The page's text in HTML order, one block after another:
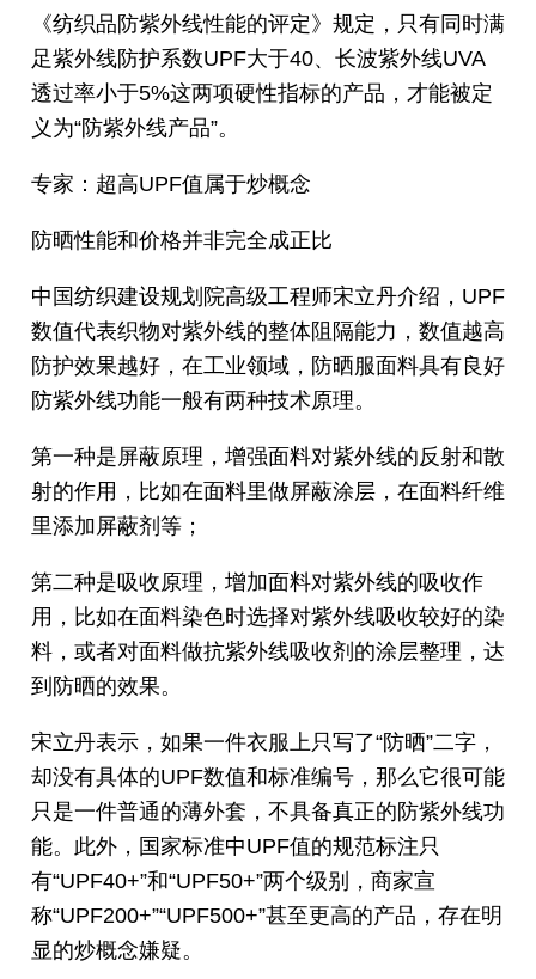
《纺织品防紫外线性能的评定》规定，只有同时满
足紫外线防护系数UPF大于40、长波紫外线UVA
透过率小于5%这两项硬性指标的产品，才能被定
义为“防紫外线产品”。
专家：超高UPF值属于炒概念
防晒性能和价格并非完全成正比
中国纺织建设规划院高级工程师宋立丹介绍，UPF
数值代表织物对紫外线的整体阻隔能力，数值越高
防护效果越好，在工业领域，防晒服面料具有良好
防紫外线功能一般有两种技术原理。
第一种是屏蔽原理，增强面料对紫外线的反射和散
射的作用，比如在面料里做屏蔽涂层，在面料纤维
里添加屏蔽剂等；
第二种是吸收原理，增加面料对紫外线的吸收作
用，比如在面料染色时选择对紫外线吸收较好的染
料，或者对面料做抗紫外线吸收剂的涂层整理，达
到防晒的效果。
宋立丹表示，如果一件衣服上只写了“防晒”二字，
却没有具体的UPF数值和标准编号，那么它很可能
只是一件普通的薄外套，不具备真正的防紫外线功
能。此外，国家标准中UPF值的规范标注只
有“UPF40+”和“UPF50+”两个级别，商家宣
称“UPF200+”“UPF500+”甚至更高的产品，存在明
显的炒概念嫌疑。